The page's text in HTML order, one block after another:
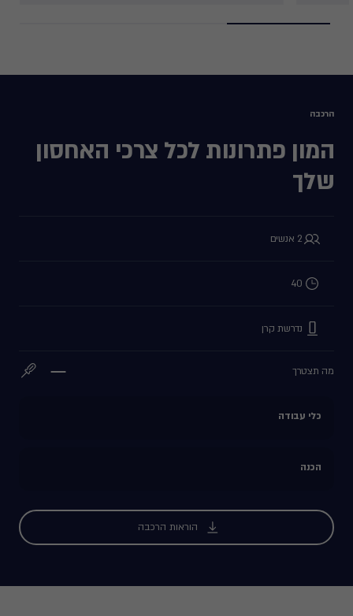
הרכבה
המון פתרונות לכל צרכי האחסון
שלך
2 אנשים
40
נדרשת קרן
מה תצטרך
כלי עבודה
הכנה
הוראות הרכבה